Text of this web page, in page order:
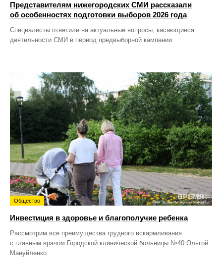
Представителям нижегородских СМИ рассказали
об особенностях подготовки выборов 2026 года
Специалисты ответили на актуальные вопросы, касающиеся
деятельности СМИ в период предвыборной кампании.
Общество
Инвестиция в здоровье и благополучие ребенка
Рассмотрим все преимущества грудного вскармливания
с главным врачом Городской клинической больницы №40 Ольгой
Мануйленко.